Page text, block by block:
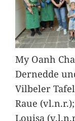
My Oanh
Dernedde
Vilbeler
Raue
Louisa